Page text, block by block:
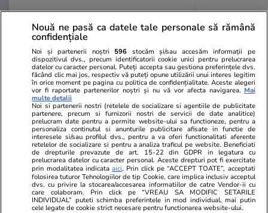
MONDEN
Stiri Mondene 17:01
Smiley, aniversare surpriză pe
scena de la Nibiru. Pavel Bartoș
și Selly i-au adus tortul în fața
miilor de fani
Nouă ne pasă ca datele tale personale să rămână
confidențiale
Noi și partenerii noștri 596 stocăm și/sau accesăm informații pe
dispozitivul dvs., precum identificatorii cookie unici pentru prelucrarea
datelor cu caracter personal. Puteți accepta sau gestiona preferințele dvs.
făcând clic mai jos, respectiv vă puteți opune utilizării unui interes legitim
în orice moment pe pagina cu politica de confidențialitate. Aceste alegeri
vor fi raportate partenerilor noștri și nu vă vor afecta navigarea. Mai
multe detalii
Noi si partenerii nostri (retelele de socializare si agentiile de publicitate
partenere, precum si furnizorii nostri de servicii de date analitice)
prelucram date pentru a permite website-ului sa functioneze, pentru a
personaliza continutul si anunturile publicitare afisate in functie de
interesele si/sau profilul dvs., pentru a va oferi functionalitati aferente
retelelor de socializare si pentru a analiza traficul pe website. Beneficiati
de drepturile prevazute de art. 15-22 din GDPR in legatura cu
prelucrarea datelor cu caracter personal. Aceste drepturi pot fi exercitate
prin modalitatea indicataaici. Prin click pe “ACCEPT TOATE”, acceptati
folosirea tuturor Tehnologiilor de tip Cookie, care implica inclusiv acceptul
dvs. cu privire la stocarea/accesarea informatiilor de catre Vendor-ii cu
care colaboram. Prin click pe “VREAU SA MODIFIC SETARILE
INDIVIDUAL” puteti schimba preferintele in mod individual, mai putin
cele legate de cookie strict necesare pentru functionarea website-ului.